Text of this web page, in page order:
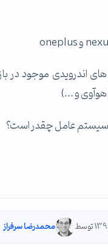
موجود در بازار
و ...)
عامل چقدر است؟
محمدرضا سرفراز